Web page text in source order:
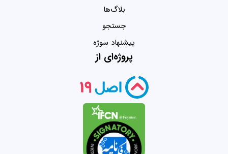
بلاگ‌ها
جستجو
پیشنهاد سوژه
پروژه‌ای از